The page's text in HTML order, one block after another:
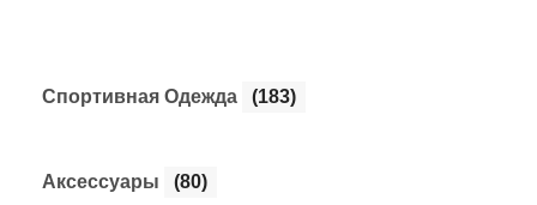
Cпортивная Одежда (183)
Аксессуары (80)